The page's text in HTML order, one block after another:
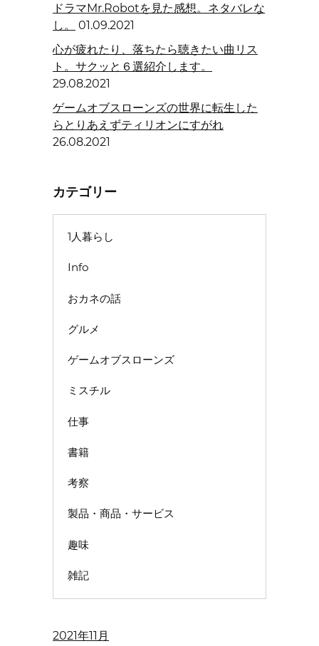
ドラマMr.Robotを見た感想。ネタバレな
し。
01.09.2021
心が疲れたり、落ちたら聴きたい曲リス
ト。サクッと６選紹介します。
29.08.2021
ゲームオブスローンズの世界に転生した
らとりあえずティリオンにすがれ
26.08.2021
カテゴリー
1人暮らし
Info
おカネの話
グルメ
ゲームオブスローンズ
ミスチル
仕事
書籍
考察
製品・商品・サービス
趣味
雑記
2021年11月